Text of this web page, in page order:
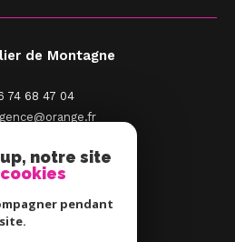
de Montagne
74 68 47 04
Pierre-Dels-Forcats
notre site
pendant